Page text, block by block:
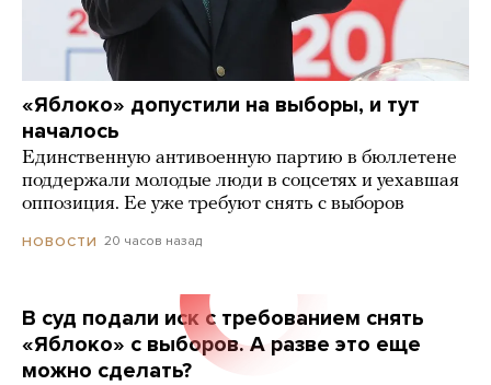
«Яблоко» допустили на выборы, и тут
началось
Единственную антивоенную партию в бюллетене
поддержали молодые люди в соцсетях и уехавшая
оппозиция. Ее уже требуют снять с выборов
НОВОСТИ 20 часов назад
В суд подали иск с требованием снять
«Яблоко» с выборов. А разве это еще
можно сделать?